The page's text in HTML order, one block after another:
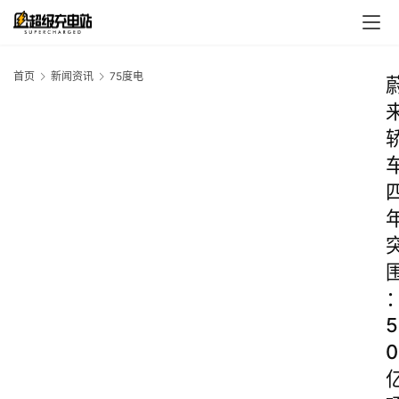
首页 新闻资讯 75度电
5
0